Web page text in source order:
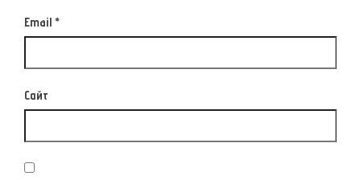
Email *
Сайт